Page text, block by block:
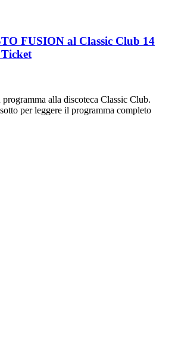
FUSION al Classic Club 14
alla discoteca Classic Club.
per leggere il programma completo